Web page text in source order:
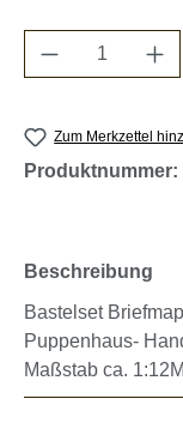
Produkt
Zum Merkzettel
Produktnummer:
Beschreibung
Bastelset
Puppenhaus-
Maßstab ca.